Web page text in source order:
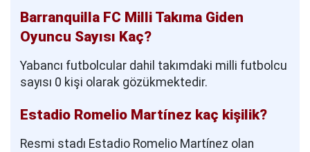
Barranquilla FC Milli Takıma Giden
Oyuncu Sayısı Kaç?
Yabancı futbolcular dahil takımdaki milli futbolcu
sayısı 0 kişi olarak gözükmektedir.
Estadio Romelio Martínez kaç kişilik?
Resmi stadı Estadio Romelio Martínez olan